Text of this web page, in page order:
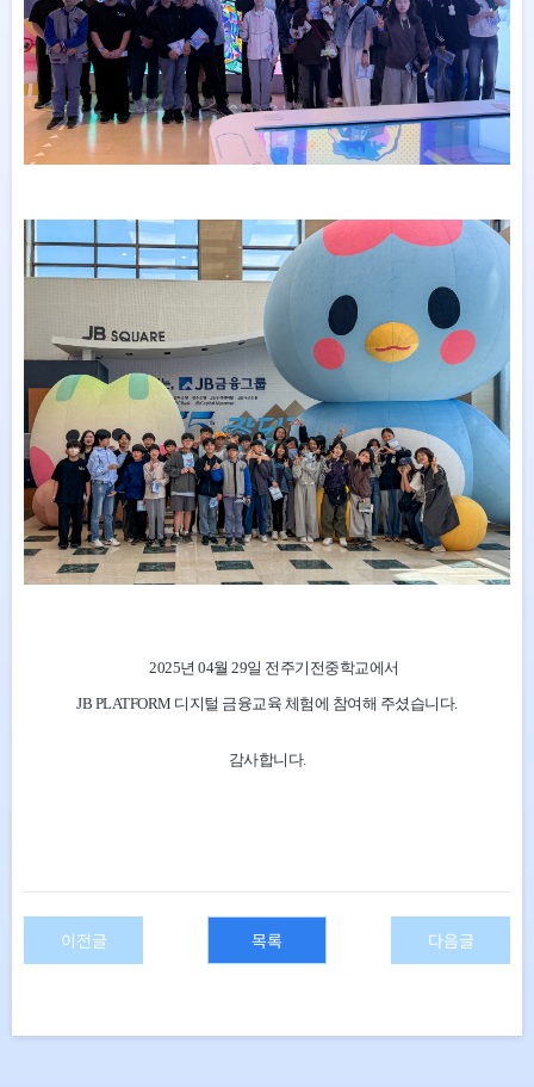
2025년 04월 29일 전주기전중학교에서
JB PLATFORM 디지털 금융교육 체험에 참여해 주셨습니다.
감사합니다.
이전글 다음글
목록